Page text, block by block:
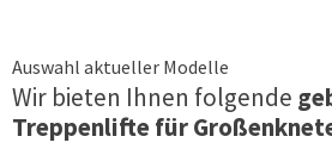
Auswahl aktueller Modelle
Wir bieten Ihnen folgende
Treppenlifte für